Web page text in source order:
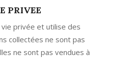
PRIVEE
privée et utilise des
collectées ne sont pas
ne sont pas vendues à